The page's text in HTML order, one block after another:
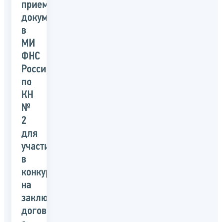
приеме
документов
в
МИ
ФНС
России
по
КН
№
2
для
участия
в
конкурсе
на
заключение
договора